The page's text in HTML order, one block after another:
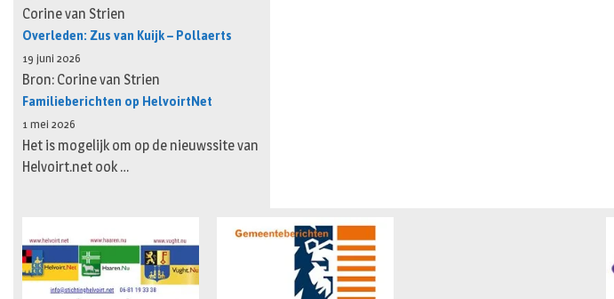
Corine van Strien
Overleden: Zus van Kuijk – Pollaerts
19 juni 2026
Bron: Corine van Strien
Familieberichten op HelvoirtNet
1 mei 2026
Het is mogelijk om op de nieuwssite van
Helvoirt.net ook …